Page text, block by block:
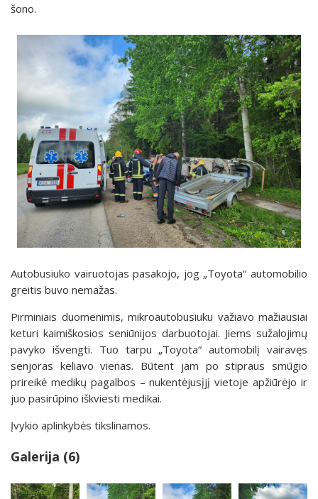
šono.
Autobusiuko vairuotojas pasakojo, jog „Toyota“ automobilio
greitis buvo nemažas.
Pirminiais duomenimis, mikroautobusiuku važiavo mažiausiai
keturi kaimiškosios seniūnijos darbuotojai. Jiems sužalojimų
pavyko išvengti. Tuo tarpu „Toyota“ automobilį vairavęs
senjoras keliavo vienas. Būtent jam po stipraus smūgio
prireikė medikų pagalbos – nukentėjusįjį vietoje apžiūrėjo ir
juo pasirūpino iškviesti medikai.
Įvykio aplinkybės tikslinamos.
Galerija (6)